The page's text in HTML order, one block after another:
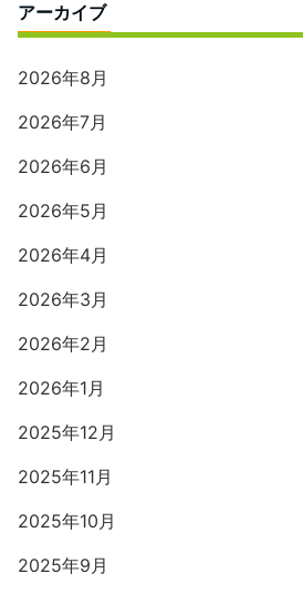
アーカイブ
2026年8月
2026年7月
2026年6月
2026年5月
2026年4月
2026年3月
2026年2月
2026年1月
2025年12月
2025年11月
2025年10月
2025年9月